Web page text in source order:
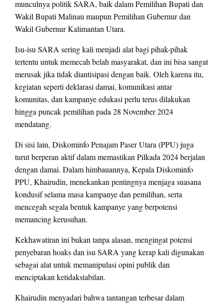
munculnya politik SARA, baik dalam Pemilihan Bupati dan
Wakil Bupati Malinau maupun Pemilihan Gubernur dan
Wakil Gubernur Kalimantan Utara.
Isu-isu SARA sering kali menjadi alat bagi pihak-pihak
tertentu untuk memecah belah masyarakat, dan ini bisa sangat
merusak jika tidak diantisipasi dengan baik. Oleh karena itu,
kegiatan seperti deklarasi damai, komunikasi antar
komunitas, dan kampanye edukasi perlu terus dilakukan
hingga puncak pemilihan pada 28 November 2024
mendatang.
Di sisi lain, Diskominfo Penajam Paser Utara (PPU) juga
turut berperan aktif dalam memastikan Pilkada 2024 berjalan
dengan damai. Dalam himbauannya, Kepala Diskominfo
PPU, Khairudin, menekankan pentingnya menjaga suasana
kondusif selama masa kampanye dan pemilihan, serta
mencegah segala bentuk kampanye yang berpotensi
memancing kerusuhan.
Kekhawatiran ini bukan tanpa alasan, mengingat potensi
penyebaran hoaks dan isu SARA yang kerap kali digunakan
sebagai alat untuk memanipulasi opini publik dan
menciptakan ketidakstabilan.
Khairudin menyadari bahwa tantangan terbesar dalam